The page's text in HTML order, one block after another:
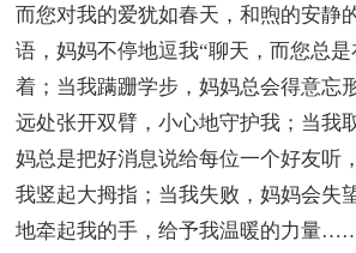
而您对我的爱犹如春天，和煦的安静
语，妈妈不停地逗我“聊天，而您总
着；当我蹒跚学步，妈妈总会得意忘
远处张开双臂，小心地守护我；当我
妈总是把好消息说给每位一个好友听
我竖起大拇指；当我失败，妈妈会失
地牵起我的手，给予我温暖的力量